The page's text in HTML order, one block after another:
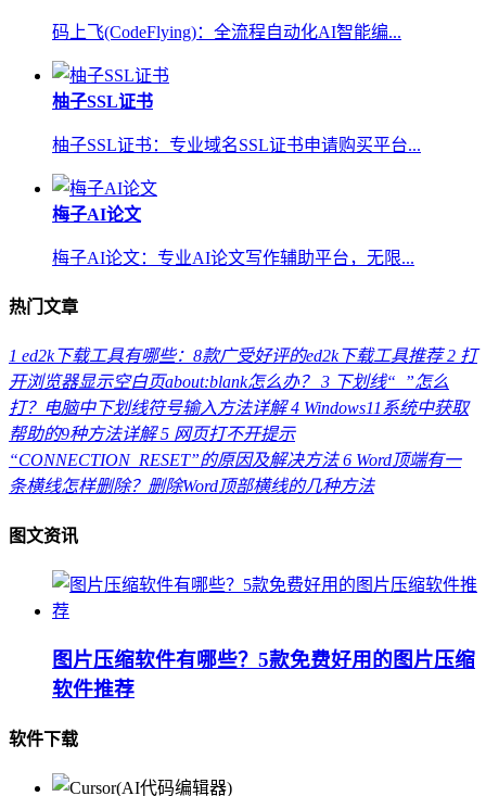
码上飞(CodeFlying)：全流程自动化AI智能编...
柚子SSL证书
柚子SSL证书：专业域名SSL证书申请购买平台...
梅子AI论文
梅子AI论文：专业AI论文写作辅助平台，无限...
热门文章
1 ed2k下载工具有哪些：8款广受好评的ed2k下载工具推荐 2 打
开浏览器显示空白页about:blank怎么办？ 3 下划线“_”怎么
打？电脑中下划线符号输入方法详解 4 Windows11系统中获取
帮助的9种方法详解 5 网页打不开提示
“CONNECTION_RESET”的原因及解决方法 6 Word顶端有一
条横线怎样删除？删除Word顶部横线的几种方法
图文资讯
图片压缩软件有哪些？5款免费好用的图片压缩
软件推荐
软件下载